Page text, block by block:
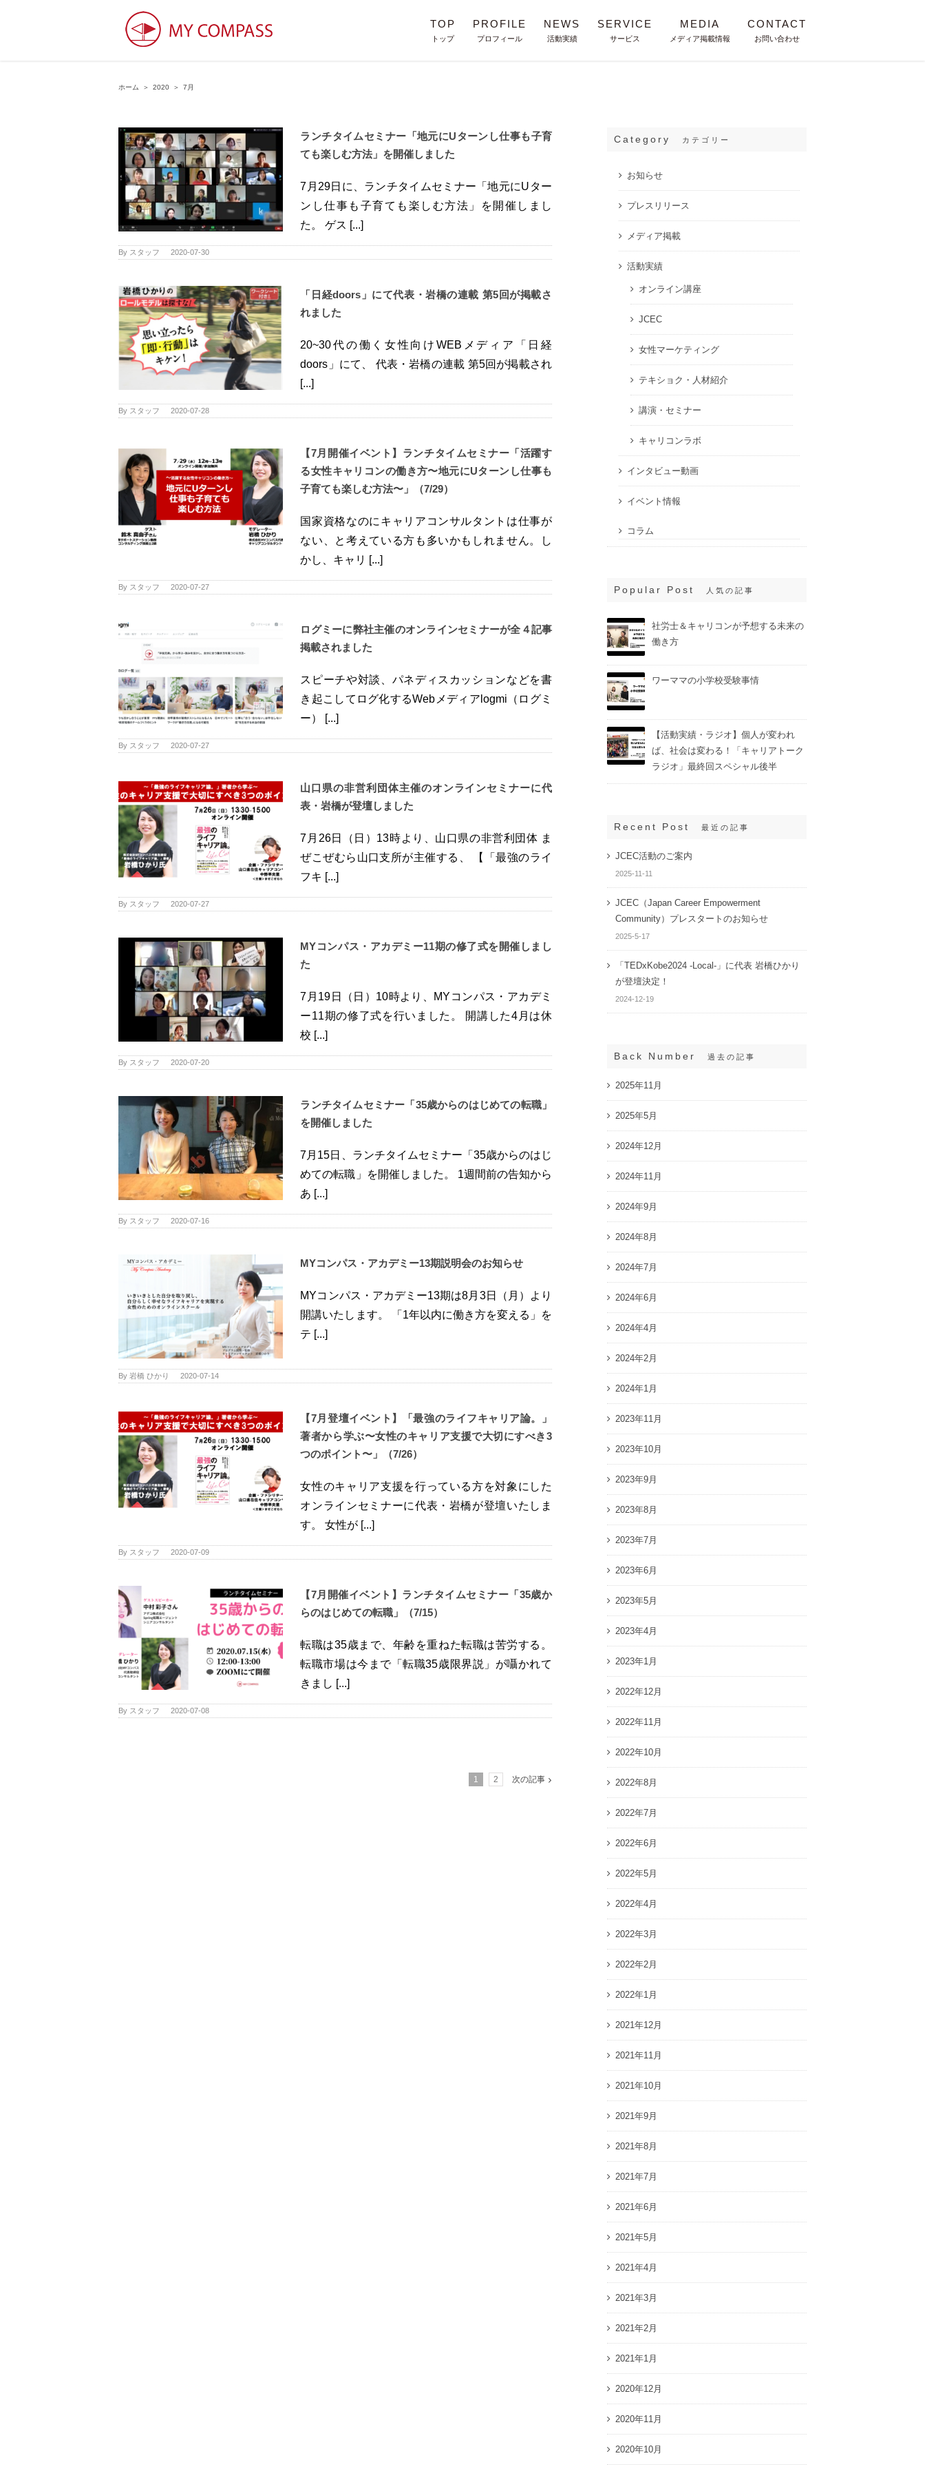
TOP
トップ
PROFILE
プロフィール
NEWS
活動実績
SERVICE
サービス
MEDIA
メディア掲載情報
CONTACT
お問い合わせ
ホーム ＞ 2020 ＞ 7月
ランチタイムセミナー「地元にUターンし仕事も子育
ても楽しむ方法」を開催しました
7月29日に、ランチタイムセミナー「地元にUター
ンし仕事も子育ても楽しむ方法」を開催しまし
た。 ゲス [...]
By スタッフ 2020-07-30
「日経doors」にて代表・岩橋の連載 第5回が掲載さ
れました
20~30代の働く女性向けWEBメディア「日経
doors」にて、 代表・岩橋の連載 第5回が掲載され
[...]
By スタッフ 2020-07-28
【7月開催イベント】ランチタイムセミナー「活躍す
る女性キャリコンの働き方〜地元にUターンし仕事も
子育ても楽しむ方法〜」（7/29）
国家資格なのにキャリアコンサルタントは仕事が
ない、と考えている方も多いかもしれません。し
かし、キャリ [...]
By スタッフ 2020-07-27
ログミーに弊社主催のオンラインセミナーが全４記事
掲載されました
スピーチや対談、パネディスカッションなどを書
き起こしてログ化するWebメディアlogmi（ログミ
ー） [...]
By スタッフ 2020-07-27
山口県の非営利団体主催のオンラインセミナーに代
表・岩橋が登壇しました
7月26日（日）13時より、山口県の非営利団体 ま
ぜこぜむら山口支所が主催する、 【「最強のライ
フキ [...]
By スタッフ 2020-07-27
MYコンパス・アカデミー11期の修了式を開催しまし
た
7月19日（日）10時より、MYコンパス・アカデミ
ー11期の修了式を行いました。 開講した4月は休
校 [...]
By スタッフ 2020-07-20
ランチタイムセミナー「35歳からのはじめての転職」
を開催しました
7月15日、ランチタイムセミナー「35歳からのはじ
めての転職」を開催しました。 1週間前の告知から
あ [...]
By スタッフ 2020-07-16
MYコンパス・アカデミー13期説明会のお知らせ
MYコンパス・アカデミー13期は8月3日（月）より
開講いたします。 「1年以内に働き方を変える」を
テ [...]
By 岩橋 ひかり 2020-07-14
【7月登壇イベント】「最強のライフキャリア論。」
著者から学ぶ〜女性のキャリア支援で大切にすべき3
つのポイント〜」（7/26）
女性のキャリア支援を行っている方を対象にした
オンラインセミナーに代表・岩橋が登壇いたしま
す。 女性が [...]
By スタッフ 2020-07-09
【7月開催イベント】ランチタイムセミナー「35歳か
らのはじめての転職」（7/15）
転職は35歳まで、年齢を重ねた転職は苦労する。
転職市場は今まで「転職35歳限界説」が囁かれて
きまし [...]
By スタッフ 2020-07-08
1 2 次の記事
Category カテゴリー
お知らせ
プレスリリース
メディア掲載
活動実績
オンライン講座
JCEC
女性マーケティング
テキショク・人材紹介
講演・セミナー
キャリコンラボ
インタビュー動画
イベント情報
コラム
Popular Post 人気の記事
社労士＆キャリコンが予想する未来の
働き方
ワーママの小学校受験事情
【活動実績・ラジオ】個人が変われ
ば、社会は変わる！「キャリアトーク
ラジオ」最終回スペシャル後半
Recent Post 最近の記事
JCEC活動のご案内
2025-11-11
JCEC（Japan Career Empowerment
Community）プレスタートのお知らせ
2025-5-17
「TEDxKobe2024 -Local-」に代表 岩橋ひかり
が登壇決定！
2024-12-19
Back Number 過去の記事
2025年11月
2025年5月
2024年12月
2024年11月
2024年9月
2024年8月
2024年7月
2024年6月
2024年4月
2024年2月
2024年1月
2023年11月
2023年10月
2023年9月
2023年8月
2023年7月
2023年6月
2023年5月
2023年4月
2023年1月
2022年12月
2022年11月
2022年10月
2022年8月
2022年7月
2022年6月
2022年5月
2022年4月
2022年3月
2022年2月
2022年1月
2021年12月
2021年11月
2021年10月
2021年9月
2021年8月
2021年7月
2021年6月
2021年5月
2021年4月
2021年3月
2021年2月
2021年1月
2020年12月
2020年11月
2020年10月